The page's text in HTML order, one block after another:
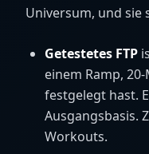
Universum, und sie
Getestetes FTP
einem Ramp,
festgelegt hast.
Ausgangsbasis.
Workouts.